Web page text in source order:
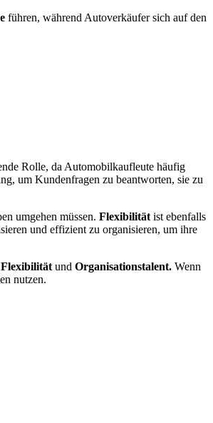
führen, während Autoverkäufer sich auf den
Rolle, da Automobilkaufleute häufig
um Kundenfragen zu beantworten, sie zu
umgehen müssen. Flexibilität ist ebenfalls
und effizient zu organisieren, um ihre
Flexibilität und Organisationstalent. Wenn
nutzen.